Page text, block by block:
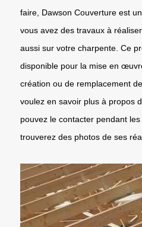
faire, Dawson Couverture est
vous avez des travaux à
aussi sur votre charpente. Ce
disponible pour la mise en
création ou de remplacement
voulez en savoir plus à propos
pouvez le contacter pendant
trouverez des photos de ses